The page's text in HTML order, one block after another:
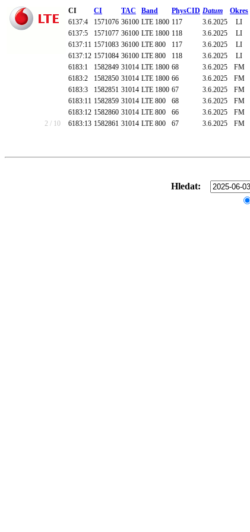
CI CI TAC Band PhysCID Datum Okres
6137:4
1571076 36100 LTE 1800 117 3.6.2025 LI
6137:5
1571077 36100 LTE 1800 118 3.6.2025 LI
6137:11 1571083 36100 LTE 800 117 3.6.2025 LI
6137:12 1571084 36100 LTE 800 118 3.6.2025 LI
6183:1
1582849 31014 LTE 1800 68 3.6.2025 FM
6183:2
1582850 31014 LTE 1800 66 3.6.2025 FM
6183:3
1582851 31014 LTE 1800 67 3.6.2025 FM
6183:11 1582859 31014 LTE 800 68 3.6.2025 FM
6183:12 1582860 31014 LTE 800 66 3.6.2025 FM
2 / 10
6183:13 1582861 31014 LTE 800 67 3.6.2025 FM
Hledat: